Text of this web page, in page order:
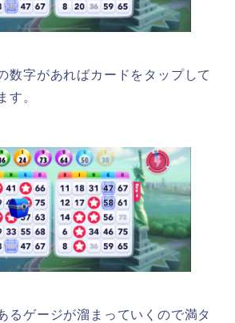
数字があればカードをタップして
す。
るゲージが溜まっていくので満タ